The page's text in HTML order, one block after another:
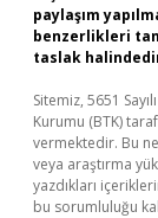
paylaşım
benzerlikleri
taslak
Sitemiz, 5651
Kurumu (BTK)
vermektedir. Bu
veya araştırma
yazdıkları
bu sorumluluğu